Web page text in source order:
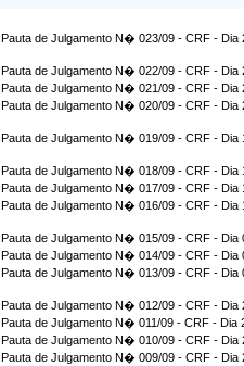
Pauta de Julgamento N� 023/09 - CRF - Dia
Pauta de Julgamento N� 022/09 - CRF - Dia
Pauta de Julgamento N� 021/09 - CRF - Dia
Pauta de Julgamento N� 020/09 - CRF - Dia
Pauta de Julgamento N� 019/09 - CRF - Dia
Pauta de Julgamento N� 018/09 - CRF - Dia
Pauta de Julgamento N� 017/09 - CRF - Dia
Pauta de Julgamento N� 016/09 - CRF - Dia
Pauta de Julgamento N� 015/09 - CRF - Dia
Pauta de Julgamento N� 014/09 - CRF - Dia
Pauta de Julgamento N� 013/09 - CRF - Dia
Pauta de Julgamento N� 012/09 - CRF - Dia
Pauta de Julgamento N� 011/09 - CRF - Dia
Pauta de Julgamento N� 010/09 - CRF - Dia
Pauta de Julgamento N� 009/09 - CRF - Dia